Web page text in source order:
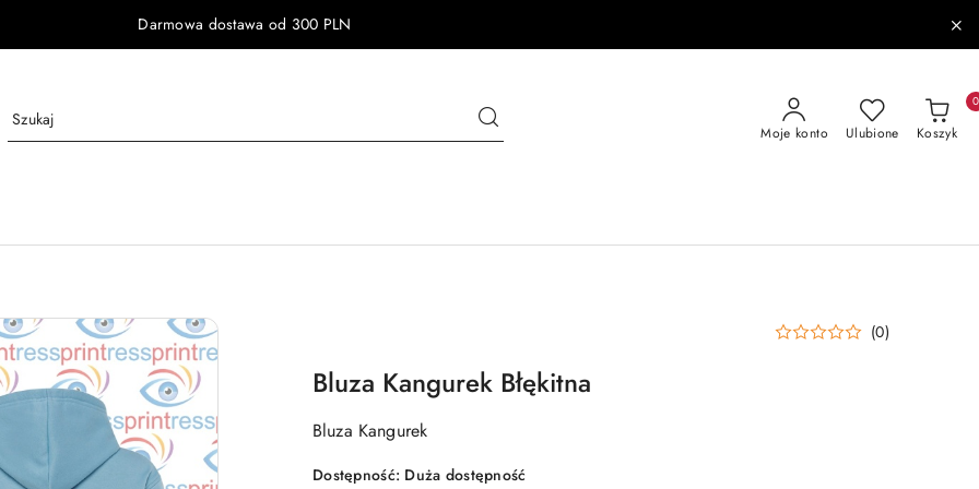
Darmowa dostawa od 300 PLN
Moje konto Ulubione Koszyk
0
(0)
Bluza Kangurek Błękitna
Bluza Kangurek
Dostępność: Duża dostępność